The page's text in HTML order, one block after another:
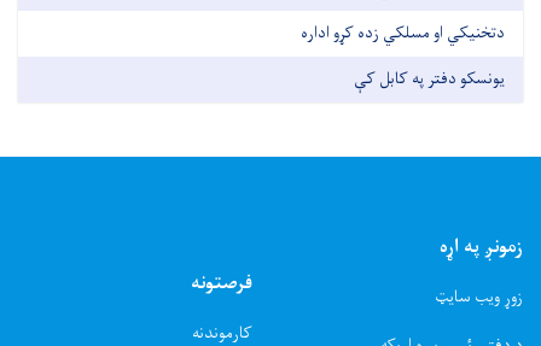
دتخنیکي او مسلکي زده کړو اداره
یونسکو دفتر په کابل کې
زمونږ په اړه
زوړ ویب سایټ
فرصتونه
کارموندنه